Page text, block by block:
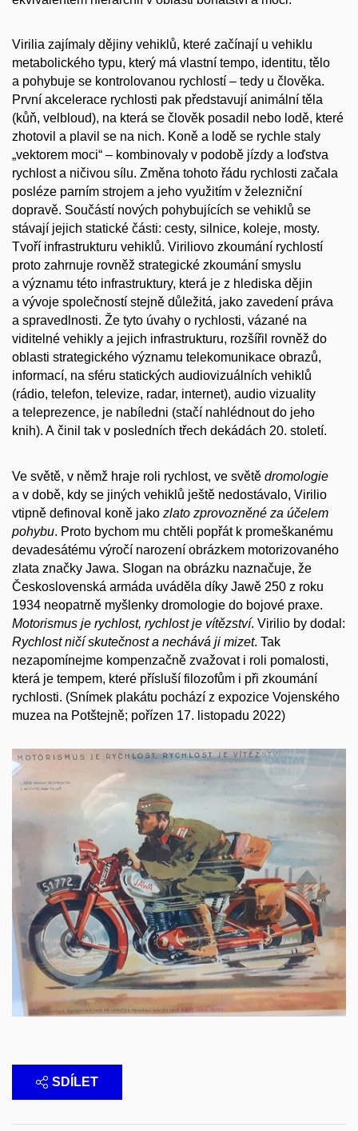
Virilia zajímaly dějiny vehiklů, které začínají u vehiklu
metabolického typu, který má vlastní tempo, identitu, tělo
a pohybuje se kontrolovanou rychlostí – tedy u člověka.
První akcelerace rychlosti pak představují animální těla
(kůň, velbloud), na která se člověk posadil nebo lodě, které
zhotovil a plavil se na nich. Koně a lodě se rychle staly
„vektorem moci“ – kombinovaly v podobě jízdy a loďstva
rychlost a ničivou sílu. Změna tohoto řádu rychlosti začala
posléze parním strojem a jeho využitím v železniční
dopravě. Součástí nových pohybujících se vehiklů se
stávají jejich statické části: cesty, silnice, koleje, mosty.
Tvoří infrastrukturu vehiklů. Viriliovo zkoumání rychlostí
proto zahrnuje rovněž strategické zkoumání smyslu
a významu této infrastruktury, která je z hlediska dějin
a vývoje společností stejně důležitá, jako zavedení práva
a spravedlnosti. Že tyto úvahy o rychlosti, vázané na
viditelné vehikly a jejich infrastrukturu, rozšířil rovněž do
oblasti strategického významu telekomunikace obrazů,
informací, na sféru statických audiovizuálních vehiklů
(rádio, telefon, televize, radar, internet), audio vizuality
a teleprezence, je nabíledni (stačí nahlédnout do jeho
knih). A činil tak v posledních třech dekádách 20. století.
Ve světě, v němž hraje roli rychlost, ve světě dromologie
a v době, kdy se jiných vehiklů ještě nedostávalo, Virilio
vtipně definoval koně jako zlato zprovozněné za účelem
pohybu. Proto bychom mu chtěli popřát k promeškanému
devadesátému výročí narození obrázkem motorizovaného
zlata značky Jawa. Slogan na obrázku naznačuje, že
Československá armáda uváděla díky Jawě 250 z roku
1934 neopatrně myšlenky dromologie do bojové praxe.
Motorismus je rychlost, rychlost je vítězství. Virilio by dodal:
Rychlost ničí skutečnost a nechává ji mizet. Tak
nezapomínejme kompenzačně zvažovat i roli pomalosti,
která je tempem, které přísluší filozofům i při zkoumání
rychlosti. (Snímek plakátu pochází z expozice Vojenského
muzea na Potštejně; pořízen 17. listopadu 2022)
SDÍLET